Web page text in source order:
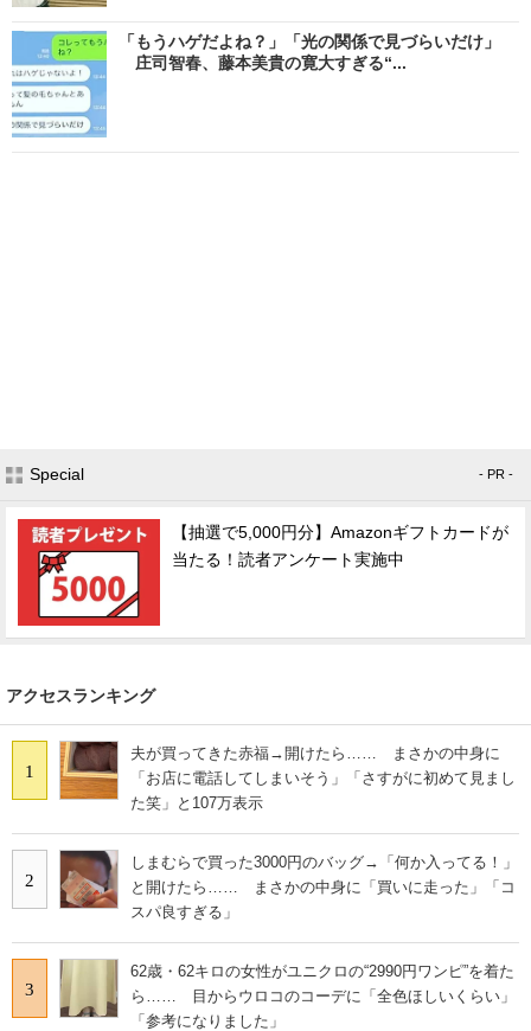
「もうハゲだよね？」「光の関係で見づらいだけ」
庄司智春、藤本美貴の寛大すぎる“...
Special - PR -
【抽選で5,000円分】Amazonギフトカードが
当たる！読者アンケート実施中
アクセスランキング
1
夫が買ってきた赤福→開けたら…… まさかの中身に
「お店に電話してしまいそう」「さすがに初めて見まし
た笑」と107万表示
2
しまむらで買った3000円のバッグ→「何か入ってる！」
と開けたら…… まさかの中身に「買いに走った」「コ
スパ良すぎる」
3
62歳・62キロの女性がユニクロの“2990円ワンピ”を着た
ら…… 目からウロコのコーデに「全色ほしいくらい」
「参考になりました」